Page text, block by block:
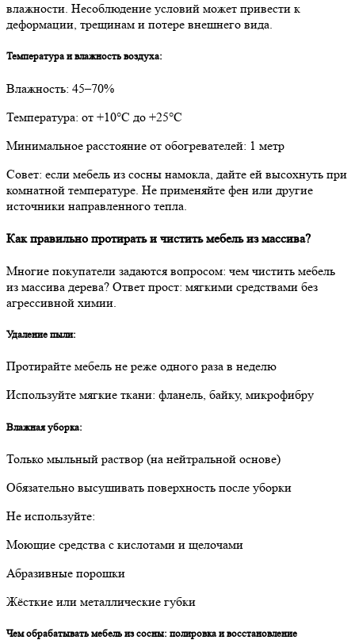
влажности. Несоблюдение условий может привести к
деформации, трещинам и потере внешнего вида.
Температура и влажность воздуха:
Влажность: 45–70%
Температура: от +10°С до +25°С
Минимальное расстояние от обогревателей: 1 метр
Совет: если мебель из сосны намокла, дайте ей высохнуть при
комнатной температуре. Не применяйте фен или другие
источники направленного тепла.
Как правильно протирать и чистить мебель из массива?
Многие покупатели задаются вопросом: чем чистить мебель
из массива дерева? Ответ прост: мягкими средствами без
агрессивной химии.
Удаление пыли:
Протирайте мебель не реже одного раза в неделю
Используйте мягкие ткани: фланель, байку, микрофибру
Влажная уборка:
Только мыльный раствор (на нейтральной основе)
Обязательно высушивать поверхность после уборки
Не используйте:
Моющие средства с кислотами и щелочами
Абразивные порошки
Жёсткие или металлические губки
Чем обрабатывать мебель из сосны: полировка и восстановление